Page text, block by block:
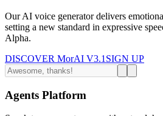
Our AI voice generator delivers
setting a new standard in expressive
Alpha.
DISCOVER MorAI V3.1 SIGN UP
Agents Platform